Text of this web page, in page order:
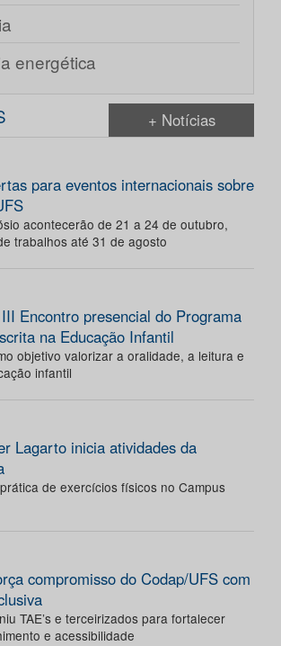
energética
+ Notícias
para eventos internacionais sobre
acontecerão de 21 a 24 de outubro,
trabalhos até 31 de agosto
Encontro presencial do Programa
na Educação Infantil
objetivo valorizar a oralidade, a leitura e
infantil
Lagarto inicia atividades da
de exercícios físicos no Campus
compromisso do Codap/UFS com
TAE’s e terceirizados para fortalecer
e acessibilidade